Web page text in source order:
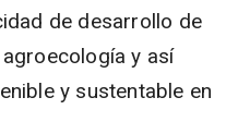
de desarrollo de
y así
y sustentable en